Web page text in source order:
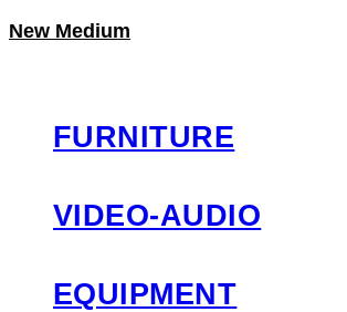
New Medium
FURNITURE
VIDEO-AUDIO
EQUIPMENT